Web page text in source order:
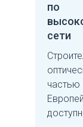
по
сети